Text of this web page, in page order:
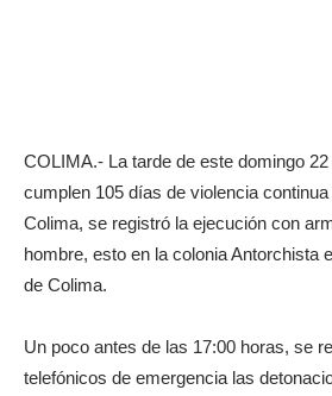
COLIMA.- La tarde de este domingo
cumplen 105 días de violencia
Colima, se registró la ejecución con
hombre, esto en la colonia Antorchista
de Colima.
Un poco antes de las 17:00 horas, se
telefónicos de emergencia las